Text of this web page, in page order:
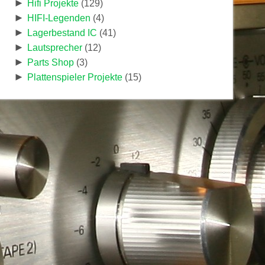
► Hifi Projekte (129)
► HIFI-Legenden (4)
► Lagerbestand IC (41)
► Lautsprecher (12)
► Parts Shop (3)
► Plattenspieler Projekte (15)